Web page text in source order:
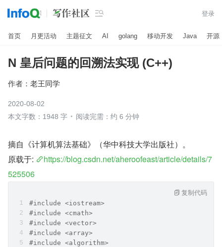
 登录
首页 月更活动 主题征文 AI golang 移动开发 Java 开源
N 皇后问题的回溯法实现 (C++)
作者： 老王同学
2020-08-02
本文字数：1948 字
阅读完需：约 6 分钟
摘自《计算机算法基础》（华中科技大学出版社）。
原载于:
https://blog.csdn.net/aheroofeast/article/details/7
525506
#include <iostream>
#include <cmath>
#include <vector>
#include <array>
#include <algorithm>
复制代码